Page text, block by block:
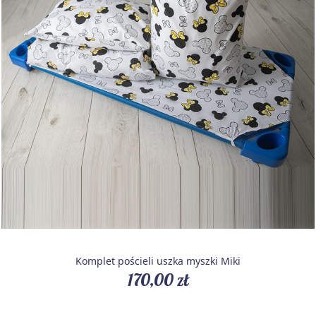
Komplet pościeli uszka myszki Miki
170,00 zł